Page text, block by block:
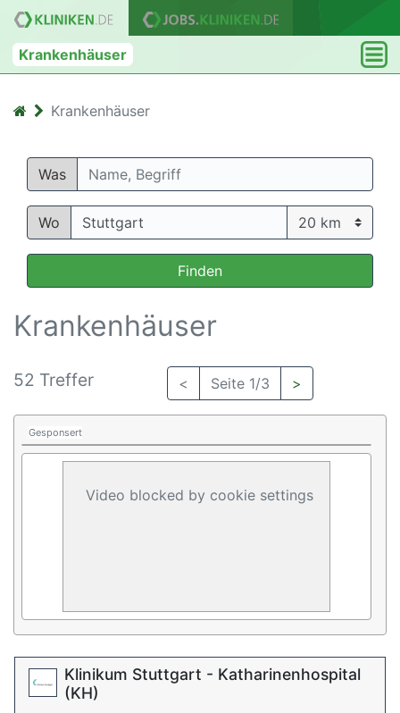
Krankenhäuser
Krankenhäuser
Was
Wo
Finden
Krankenhäuser
52 Treffer < Seite 1/3 >
Gesponsert
Video blocked by cookie settings
Klinikum Stuttgart - Katharinenhospital
(KH)